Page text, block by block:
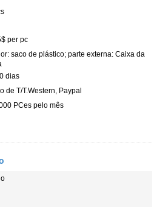
per pc
saco de plástico; parte externa: Caixa da
dias
de T/T.Western, Paypal
PCes pelo mês